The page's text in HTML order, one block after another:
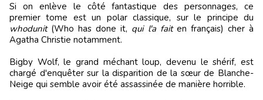
Si on enlève le côté fantastique des personnages, ce
premier tome est un polar classique, sur le principe du
whodunit(Who has done it, qui l'a faiten français) cher à
Agatha Christie notamment.
Bigby Wolf, le grand méchant loup, devenu le shérif, est
chargé d'enquêter sur la disparition de la sœur de Blanche-
Neige qui semble avoir été assassinée de manière horrible.